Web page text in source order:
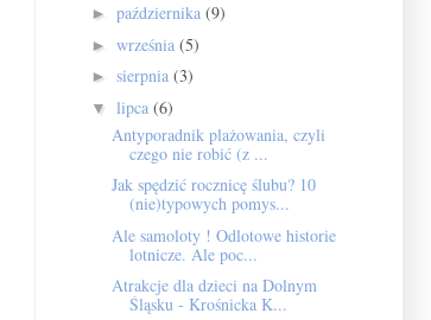
► października (9)
► września (5)
► sierpnia (3)
▼ lipca (6)
Antyporadnik plażowania, czyli
czego nie robić (z ...
Jak spędzić rocznicę ślubu? 10
(nie)typowych pomys...
Ale samoloty ! Odlotowe historie
lotnicze. Ale poc...
Atrakcje dla dzieci na Dolnym
Śląsku - Krośnicka K...